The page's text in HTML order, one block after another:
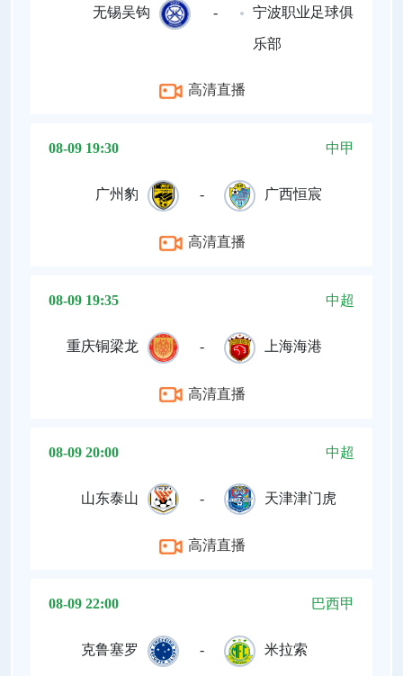
无锡吴钩 - 宁波职业足球俱
乐部
高清直播
08-09 19:30 中甲
广州豹 - 广西恒宸
高清直播
08-09 19:35 中超
重庆铜梁龙 - 上海海港
高清直播
08-09 20:00 中超
山东泰山 - 天津津门虎
高清直播
08-09 22:00 巴西甲
克鲁塞罗 - 米拉索